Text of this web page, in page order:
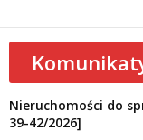
Nieruchomości do
39-42/2026]